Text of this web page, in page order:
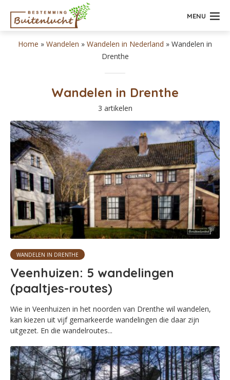
MENU
Home » Wandelen » Wandelen in Nederland » Wandelen in
Drenthe
Wandelen in Drenthe
3 artikelen
WANDELEN IN DRENTHE
Veenhuizen: 5 wandelingen
(paaltjes-routes)
Wie in Veenhuizen in het noorden van Drenthe wil wandelen,
kan kiezen uit vijf gemarkeerde wandelingen die daar zijn
uitgezet. En die wandelroutes...